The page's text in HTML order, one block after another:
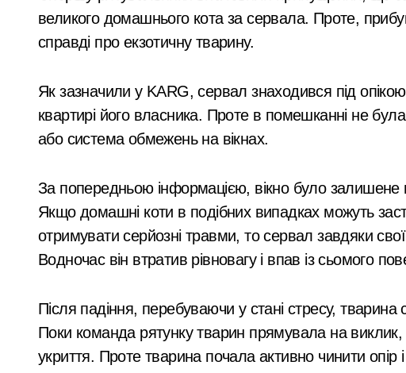
Київщина готова надати понад 400 тис. грн
У Києві затримали 23-річного кур’єра:
Підполковнику ПС ЗСУ пред’явили нові
Ракетний удар по Києву: BOOKCHEF втратив
«Стрільба заради шоу: у Києві 20-річний
У Києві усунули витік 100 літрів аміаку після
Виявлено переплату понад 16,5 млн грн у
Прощальний «джекпот» на 83 мільйони: як
У Київській області 6 серпня вшанують
великого домашнього кота за сервала. Проте,
справді про екзотичну тварину.
Як зазначили у KARG, сервал знаходився під
квартирі його власника. Проте в помешканні не
або система обмежень на вікнах.
За попередньою інформацією, вікно було залишене
Якщо домашні коти в подібних випадках можуть
отримувати серйозні травми, то сервал завдяки
Водночас він втратив рівновагу і впав із сьомого
Після падіння, перебуваючи у стані стресу,
Поки команда рятунку тварин прямувала на виклик,
укриття. Проте тварина почала активно чинити опір
стартувала з
ініціативи підтримки
передані 13
шкільних автобусів